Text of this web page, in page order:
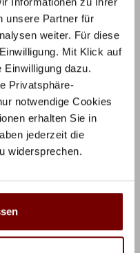
unsere Partner für
weiter. Für diese
Mit Klick auf
Einwilligung dazu.
Privatsphäre-
notwendige Cookies
erhalten Sie in
jederzeit die
widersprechen.
sich die Lieferzeit.
PER